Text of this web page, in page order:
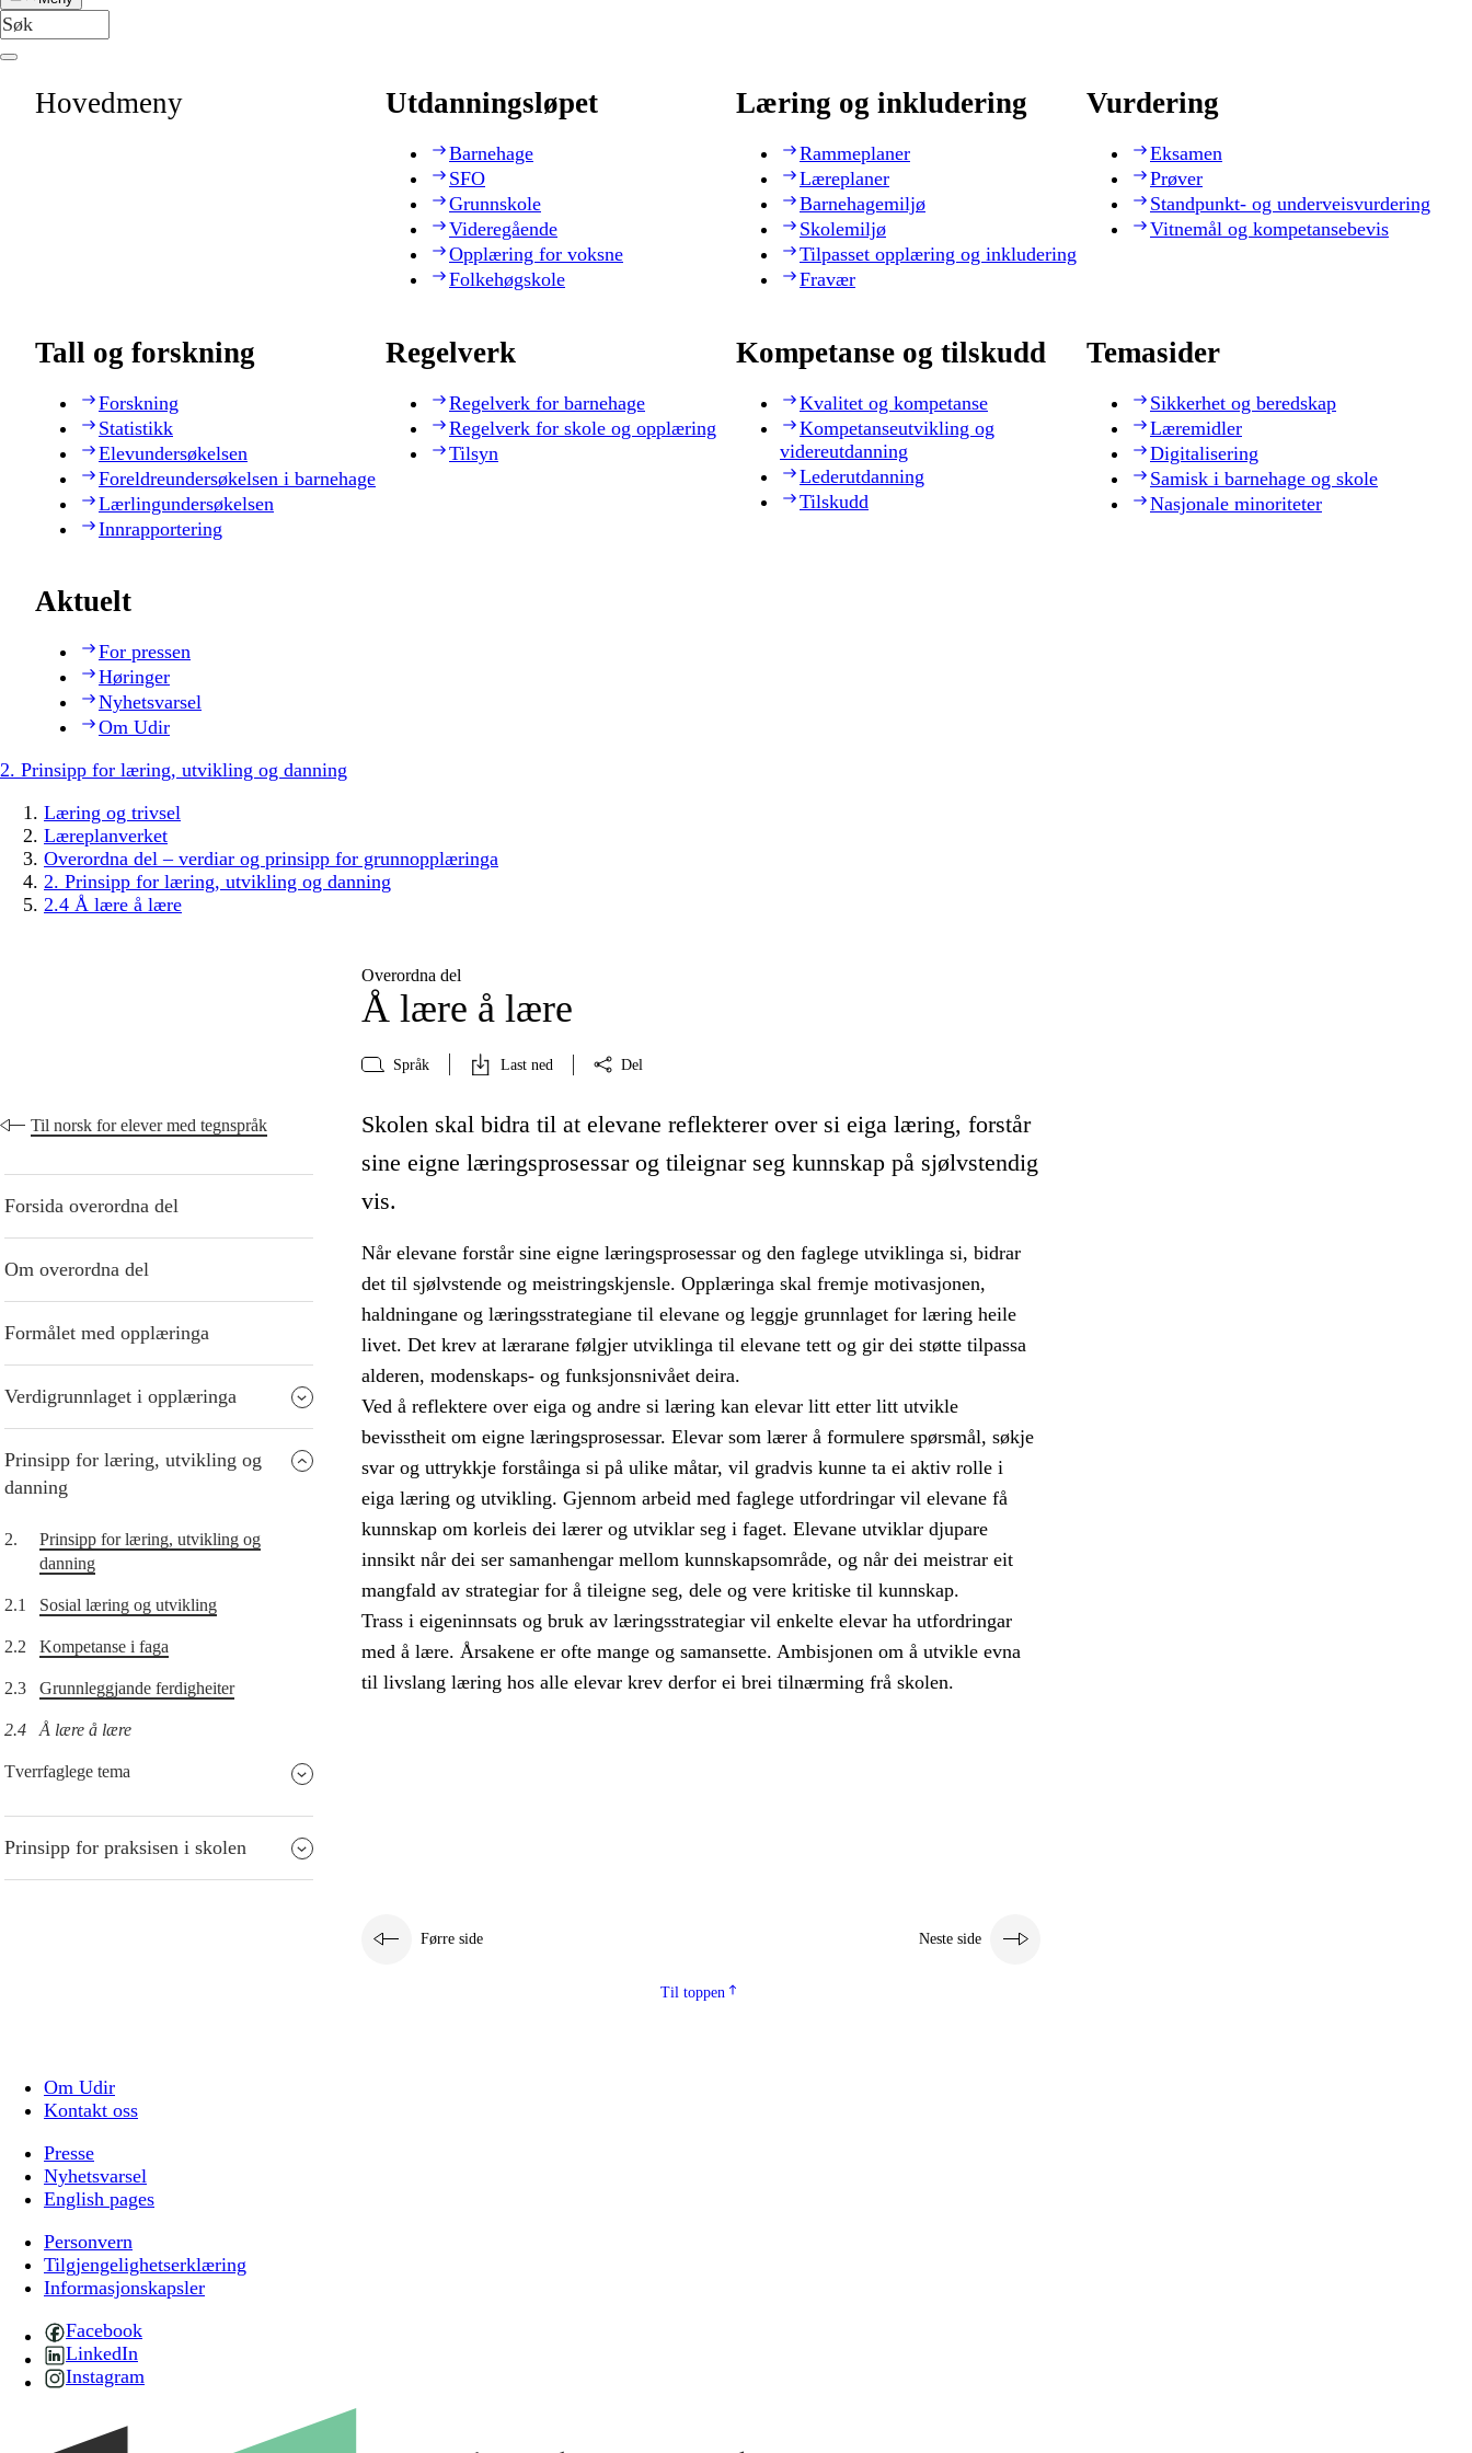
Hovedmeny Utdanningsløpet
Barnehage
SFO
Grunnskole
Videregående
Opplæring for voksne
Folkehøgskole
Læring og inkludering
Rammeplaner
Læreplaner
Barnehagemiljø
Skolemiljø
Tilpasset opplæring og inkludering
Fravær
Vurdering
Eksamen
Prøver
Standpunkt- og underveisvurdering
Vitnemål og kompetansebevis
Tall og forskning
Forskning
Statistikk
Elevundersøkelsen
Foreldreundersøkelsen i barnehage
Lærlingundersøkelsen
Innrapportering
Regelverk
Regelverk for barnehage
Regelverk for skole og opplæring
Tilsyn
Kompetanse og tilskudd
Kvalitet og kompetanse
Kompetanseutvikling og
videreutdanning
Lederutdanning
Tilskudd
Temasider
Sikkerhet og beredskap
Læremidler
Digitalisering
Samisk i barnehage og skole
Nasjonale minoriteter
Aktuelt
For pressen
Høringer
Nyhetsvarsel
Om Udir
2. Prinsipp for læring, utvikling og danning
Læring og trivsel
Læreplanverket
Overordna del – verdiar og prinsipp for grunnopplæringa
2. Prinsipp for læring, utvikling og danning
2.4 Å lære å lære
Overordna del
Å lære å lære
Språk Last ned Del
Til norsk for elever med tegnspråk
Forsida overordna del
Om overordna del
Formålet med opplæringa
Verdigrunnlaget i opplæringa
Prinsipp for læring, utvikling og
danning
2.
Prinsipp for læring, utvikling og
danning
2.1 Sosial læring og utvikling
2.2 Kompetanse i faga
2.3 Grunnleggjande ferdigheiter
2.4 Å lære å lære
Tverrfaglege tema
Prinsipp for praksisen i skolen
Skolen skal bidra til at elevane reflekterer over si eiga læring, forstår
sine eigne læringsprosessar og tileignar seg kunnskap på sjølvstendig
vis.
Når elevane forstår sine eigne læringsprosessar og den faglege utviklinga si, bidrar
det til sjølvstende og meistringskjensle. Opplæringa skal fremje motivasjonen,
haldningane og læringsstrategiane til elevane og leggje grunnlaget for læring heile
livet. Det krev at lærarane følgjer utviklinga til elevane tett og gir dei støtte tilpassa
alderen, modenskaps- og funksjonsnivået deira.
Ved å reflektere over eiga og andre si læring kan elevar litt etter litt utvikle
bevisstheit om eigne læringsprosessar. Elevar som lærer å formulere spørsmål, søkje
svar og uttrykkje forståinga si på ulike måtar, vil gradvis kunne ta ei aktiv rolle i
eiga læring og utvikling. Gjennom arbeid med faglege utfordringar vil elevane få
kunnskap om korleis dei lærer og utviklar seg i faget. Elevane utviklar djupare
innsikt når dei ser samanhengar mellom kunnskapsområde, og når dei meistrar eit
mangfald av strategiar for å tileigne seg, dele og vere kritiske til kunnskap.
Trass i eigeninnsats og bruk av læringsstrategiar vil enkelte elevar ha utfordringar
med å lære. Årsakene er ofte mange og samansette. Ambisjonen om å utvikle evna
til livslang læring hos alle elevar krev derfor ei brei tilnærming frå skolen.
Førre side Neste side
Til toppen
Om Udir
Kontakt oss
Presse
Nyhetsvarsel
English pages
Personvern
Tilgjengelighetserklæring
Informasjonskapsler
Facebook
LinkedIn
Instagram